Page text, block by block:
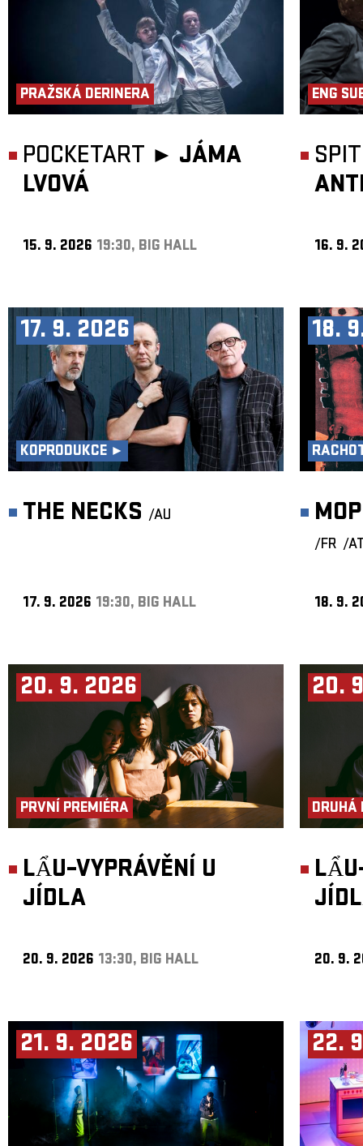
PRAŽSKÁ DERINERA
POCKETART ► JÁMA
LVOVÁ
15. 9. 2026 19:30, BIG HALL
ENG
16. 9.
17. 9. 2026
KOPRODUKCE ►
THE NECKS /AU
17. 9. 2026 19:30, BIG HALL
18.
/FR /
18. 9.
20. 9. 2026
PRVNÍ PREMIÉRA
LẨU–VYPRÁVĚNÍ U
JÍDLA
20. 9. 2026 13:30, BIG HALL
20.
DRUHÁ
20. 9.
21. 9. 2026 22.